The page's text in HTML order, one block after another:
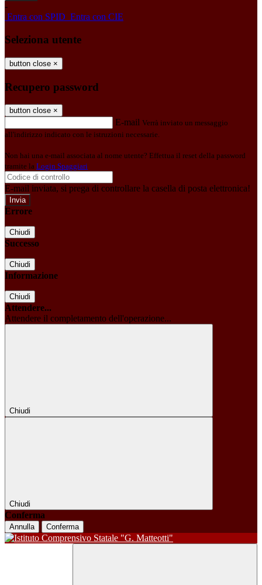
-
Entra con SPID Entra con CIE
Seleziona utente
button close ×
Recupero password
button close ×
E-mail Verrà inviato un messaggio
all'indirizzo indicato con le istruzioni necessarie.
Non hai una e-mail associata al nome utente? Effettua il reset della password
tramite la Login Spaggiari
E-mail inviata, si prega di controllare la casella di posta elettronica!
Errore
Chiudi
Successo
Chiudi
Informazione
Chiudi
Attendere...
Attendere il completamento dell'operazione...
Chiudi
Chiudi
Conferma
Annulla Conferma